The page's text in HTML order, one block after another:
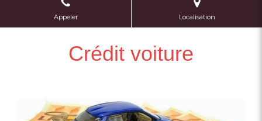
Appeler Localisation
Crédit voiture